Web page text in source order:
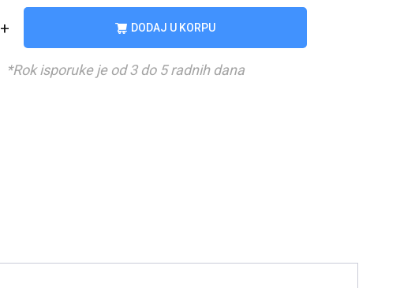
+ DODAJ U KORPU
*Rok isporuke je od 3 do 5 radnih dana